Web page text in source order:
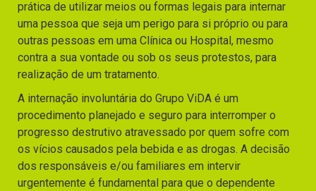
prática de utilizar meios ou formas legais para internar
uma pessoa que seja um perigo para si próprio ou para
outras pessoas em uma Clínica ou Hospital, mesmo
contra a sua vontade ou sob os seus protestos, para
realização de um tratamento.
A internação involuntária do Grupo ViDA é um
procedimento planejado e seguro para interromper o
progresso destrutivo atravessado por quem sofre com
os vícios causados pela bebida e as drogas. A decisão
dos responsáveis e/ou familiares em intervir
urgentemente é fundamental para que o dependente